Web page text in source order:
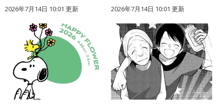
2026年7月14日 10:01 更新 2026年7月14日 10:01 更新